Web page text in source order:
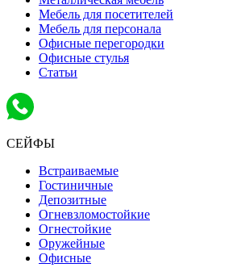
Мебель для посетителей
Мебель для персонала
Офисные перегородки
Офисные стулья
Статьи
СЕЙФЫ
Встраиваемые
Гостиничные
Депозитные
Огневзломостойкие
Огнестойкие
Оружейные
Офисные